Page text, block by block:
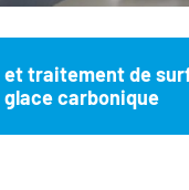
et traitement de
glace carbonique